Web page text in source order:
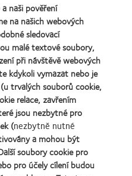
naši pověření
na našich webových
sledovací
malé textové soubory,
při návštěvě webových
kdykoli vymazat nebo je
trvalých souborů cookie,
relace, zavřením
jsou nezbytné pro
(nezbytně nutné
a mohou být
soubory cookie pro
pro účely cílení budou